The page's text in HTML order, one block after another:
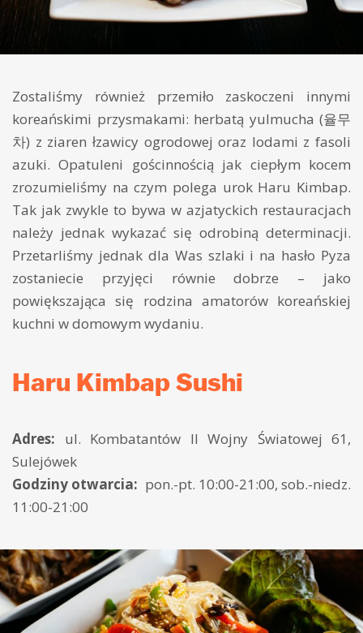
Zostaliśmy również przemiło zaskoczeni innymi
koreańskimi przysmakami: herbatą yulmucha (율무
차) z ziaren łzawicy ogrodowej oraz lodami z fasoli
azuki. Opatuleni gościnnością jak ciepłym kocem
zrozumieliśmy na czym polega urok Haru Kimbap.
Tak jak zwykle to bywa w azjatyckich restauracjach
należy jednak wykazać się odrobiną determinacji.
Przetarliśmy jednak dla Was szlaki i na hasło Pyza
zostaniecie przyjęci równie dobrze – jako
powiększająca się rodzina amatorów koreańskiej
kuchni w domowym wydaniu.
Haru Kimbap Sushi
Adres: ul. Kombatantów II Wojny Światowej 61,
Sulejówek
Godziny otwarcia: pon.-pt. 10:00-21:00, sob.-niedz.
11:00-21:00